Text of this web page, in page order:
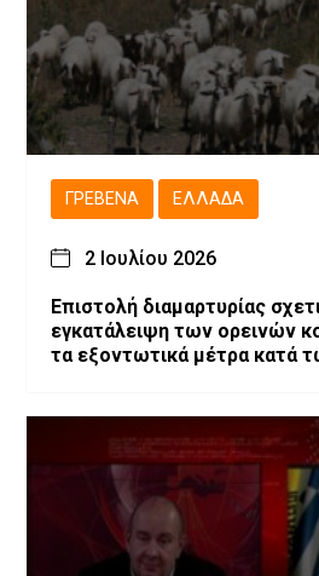
ΓΡΕΒΕΝΆ ΕΛΛΆΔΑ
2 Ιουλίου 2026
Επιστολή διαμαρτυρίας
εγκατάλειψη των ορεινών
τα εξοντωτικά μέτρα κατά